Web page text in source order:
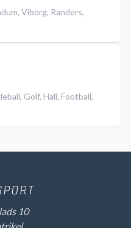
, Viborg, Randers,
, Golf, Hall, Football,
10